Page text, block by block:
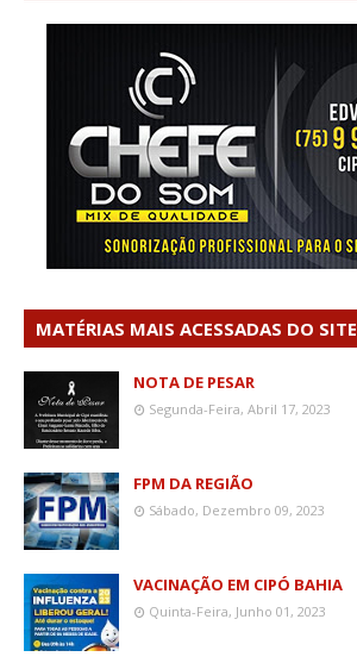
MATÉRIAS MAIS ACESSADAS DO SITE
NOTA DE PESAR
Segunda-Feira, Abril 17, 2023
FPM DA REGIÃO
Sábado, Dezembro 09, 2023
VACINAÇÃO EM CIPÓ BAHIA
Quinta-Feira, Junho 01, 2023